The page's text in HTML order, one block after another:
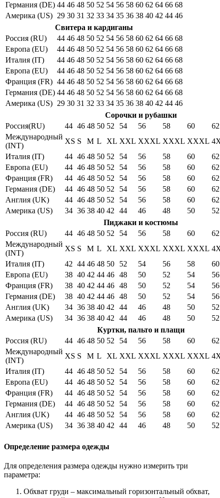
Германия (DE) 44 46 48 50 52 54 56 58 60 62 64 66 68
Америка (US) 29 30 31 32 33 34 35 36 38 40 42 44 46
Свитера и кардиганы
Россия (RU)
44 46 48 50 52 54 56 58 60 62 64 66 68
Европа (EU)
44 46 48 50 52 54 56 58 60 62 64 66 68
Италия (IT)
44 46 48 50 52 54 56 58 60 62 64 66 68
Европа (EU)
44 46 48 50 52 54 56 58 60 62 64 66 68
Франция (FR) 44 46 48 50 52 54 56 58 60 62 64 66 68
Германия (DE) 44 46 48 50 52 54 56 58 60 62 64 66 68
Америка (US) 29 30 31 32 33 34 35 36 38 40 42 44 46
Сорочки и рубашки
Россия(RU)
44 46 48 50 52 54 56 58 60
62
Международный
(INT)
XS S M L XL XXL XXXL XXXL XXXL
Италия (IT)
44 46 48 50 52 54 56 58 60
62
Европа (EU)
44 46 48 50 52 54 56 58 60
62
Франция (FR)
44 46 48 50 52 54 56 58 60
62
Германия (DE)
44 46 48 50 52 54 56 58 60
62
Англия (UK)
44 46 48 50 52 54 56 58 60
62
Америка (US)
34 36 38 40 42 44 46 48 50
52
Пиджаки и костюмы
Россия (RU)
44 46 48 50 52 54 56 58 60
62
Международный
(INT)
XS S M L XL XXL XXXL XXXL XXXL
Италия (IT)
42 44 46 48 50 52 54 56 58
60
Европа (EU)
38 40 42 44 46 48 50 52 54
56
Франция (FR)
38 40 42 44 46 48 50 52 54
56
Германия (DE)
38 40 42 44 46 48 50 52 54
56
Англия (UK)
34 36 38 40 42 44 46 48 50
52
Америка (US)
34 36 38 40 42 44 46 48 50
52
Куртки, пальто и плащи
Россия (RU)
44 46 48 50 52 54 56 58 60
62
Международный
(INT)
XS S M L XL XXL XXXL XXXL XXXL
Италия (IT)
44 46 48 50 52 54 56 58 60
62
Европа (EU)
44 46 48 50 52 54 56 58 60
62
Франция (FR)
44 46 48 50 52 54 56 58 60
62
Германия (DE)
44 46 48 50 52 54 56 58 60
62
Англия (UK)
44 46 48 50 52 54 56 58 60
62
Америка (US)
34 36 38 40 42 44 46 48 50 52
Определение размера одежды
Для определения размера одежды нужно измерить три
параметра:
Обхват груди – максимальный горизонтальный обхват,